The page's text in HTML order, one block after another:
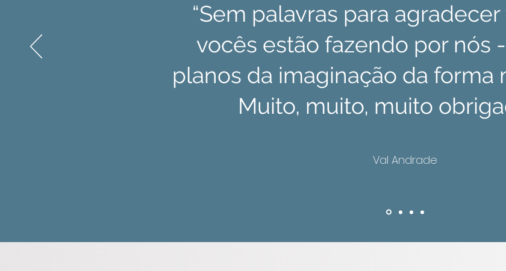
“Sem palavras para
vocês estão fazendo por nós
planos da imaginação da forma
Muito, muito, muito
Val Andrade